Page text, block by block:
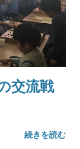
交流戦
続きを読む